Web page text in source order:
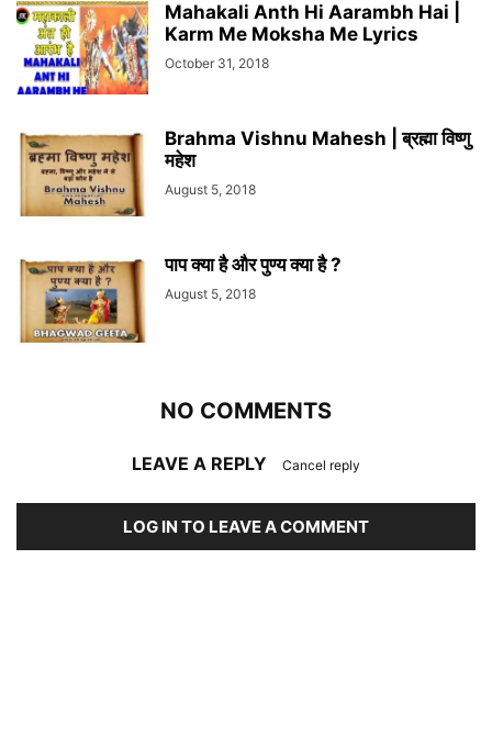
Mahakali Anth Hi Aarambh Hai |
Karm Me Moksha Me Lyrics
October 31, 2018
Brahma Vishnu Mahesh | ब्रह्मा विष्णु
महेश
August 5, 2018
पाप क्या है और पुण्य क्या है ?
August 5, 2018
NO COMMENTS
LEAVE A REPLY Cancel reply
LOG IN TO LEAVE A COMMENT